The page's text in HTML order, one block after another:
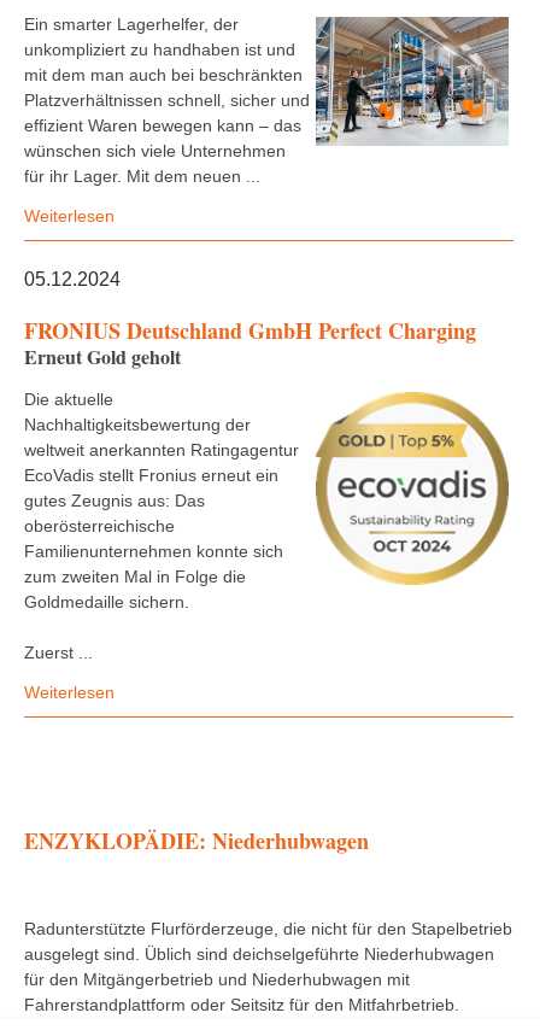
Ein smarter Lagerhelfer, der
unkompliziert zu handhaben ist und
mit dem man auch bei beschränkten
Platzverhältnissen schnell, sicher und
effizient Waren bewegen kann – das
wünschen sich viele Unternehmen
für ihr Lager. Mit dem neuen ...
Weiterlesen
05.12.2024
FRONIUS Deutschland GmbH Perfect Charging
Erneut Gold geholt
Die aktuelle
Nachhaltigkeitsbewertung der
weltweit anerkannten Ratingagentur
EcoVadis stellt Fronius erneut ein
gutes Zeugnis aus: Das
oberösterreichische
Familienunternehmen konnte sich
zum zweiten Mal in Folge die
Goldmedaille sichern.
Zuerst ...
Weiterlesen
ENZYKLOPÄDIE: Niederhubwagen
Radunterstützte Flurförderzeuge, die nicht für den Stapelbetrieb
ausgelegt sind. Üblich sind deichselgeführte Niederhubwagen
für den Mitgängerbetrieb und Niederhubwagen mit
Fahrerstandplattform oder Seitsitz für den Mitfahrbetrieb.